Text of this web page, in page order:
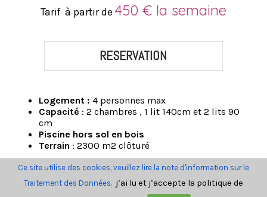
Tarif à partir de 450 € la semaine
RESERVATION
Logement : 4 personnes max
Capacité : 2 chambres , 1 lit 140cm et 2 lits 90
cm
Piscine hors sol en bois
Terrain : 2300 m2 clôturé
Ce site utilise des cookies, veuillez lire la note d'information sur le
Traitement des Données. j’ai lu et j’accepte la politique de